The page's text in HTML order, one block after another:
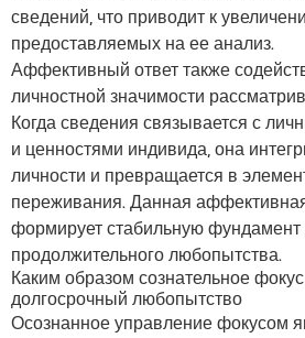
сведений, что приводит к
предоставляемых на ее анализ.
Аффективный ответ также
личностной значимости
Когда сведения связывается с
и ценностями индивида, она
личности и превращается в
переживания. Данная
формирует стабильную фундамент
продолжительного любопытства.
Каким образом сознательное
долгосрочный любопытство
Осознанное управление фокусом